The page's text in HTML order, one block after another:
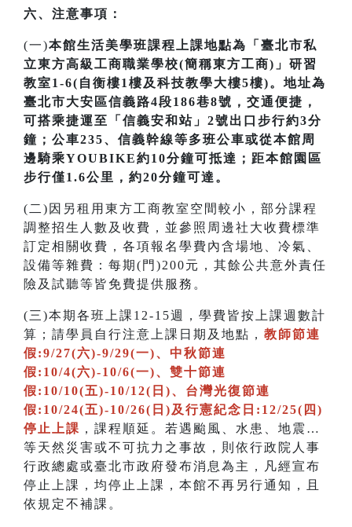
六、注意事項：
(一)本館生活美學班課程上課地點為「臺北市私
立東方高級工商職業學校(簡稱東方工商)」研習
教室1-6(自衡樓1樓及科技教學大樓5樓)。地址為
臺北市大安區信義路4段186巷8號，交通便捷，
可搭乘捷運至「信義安和站」2號出口步行約3分
鐘；公車235、信義幹線等多班公車或從本館周
邊騎乘YOUBIKE約10分鐘可抵達；距本館園區
步行僅1.6公里，約20分鐘可達。
(二)因另租用東方工商教室空間較小，部分課程
調整招生人數及收費，並參照周邊社大收費標準
訂定相關收費，各項報名學費內含場地、冷氣、
設備等雜費：每期(門)200元，其餘公共意外責任
險及試聽等皆免費提供服務。
(三)本期各班上課12-15週，學費皆按上課週數計
算；請學員自行注意上課日期及地點， 教師節連
假:9/27(六)-9/29(一)、中秋節連
假:10/4(六)-10/6(一)、雙十節連
假:10/10(五)-10/12(日)、台灣光復節連
假:10/24(五)-10/26(日)及行憲紀念日:12/25(四)
停止上課 ，課程順延。若遇颱風、水患、地震…
等天然災害或不可抗力之事故，則依行政院人事
行政總處或臺北市政府發布消息為主，凡經宣布
停止上課，均停止上課，本館不再另行通知，且
依規定不補課。